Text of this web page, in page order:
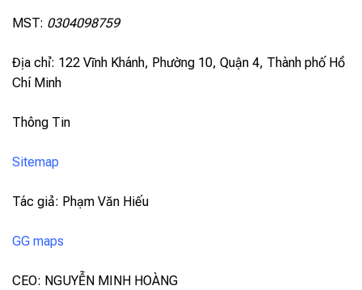
MST: 0304098759
Địa chỉ: 122 Vĩnh Khánh, Phường 10, Quận 4, Thành phố Hồ
Chí Minh
Thông Tin
Sitemap
Tác giả: Phạm Văn Hiếu
GG maps
CEO: NGUYỄN MINH HOÀNG